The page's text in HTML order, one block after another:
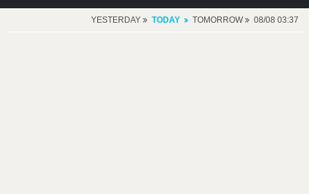
YESTERDAY TODAY TOMORROW 08/08 03:37